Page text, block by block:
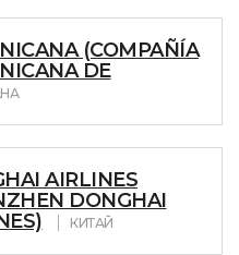
(COMPAÑÍA
DE
AIRLINES
DONGHAI
КИТАЙ